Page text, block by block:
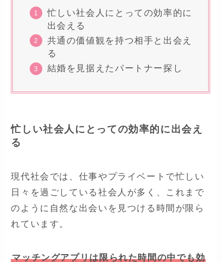
忙しい社会人にとっての効率的に
出会える
共通の価値観を持つ相手と出会え
る
結婚を見据えたパートナー探し
忙しい社会人にとっての効率的に出会え
る
現代社会では、仕事やプライベートで忙しい
日々を過ごしている社会人が多く、これまで
のように自然な出会いを見つける時間が限ら
れています。
マッチングアプリは限られた時間の中でも効